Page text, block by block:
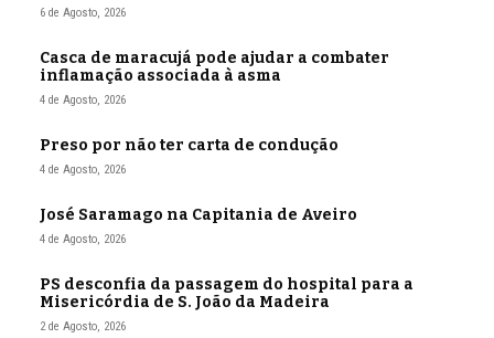
6 de Agosto, 2026
Casca de maracujá pode ajudar a combater
inflamação associada à asma
4 de Agosto, 2026
Preso por não ter carta de condução
4 de Agosto, 2026
José Saramago na Capitania de Aveiro
4 de Agosto, 2026
PS desconfia da passagem do hospital para a
Misericórdia de S. João da Madeira
2 de Agosto, 2026